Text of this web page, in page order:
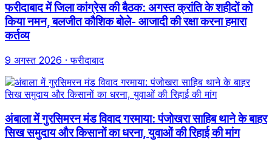
फरीदाबाद में जिला कांग्रेस की बैठक: अगस्त क्रांति के शहीदों को
किया नमन, बलजीत कौशिक बोले- आजादी की रक्षा करना हमारा
कर्तव्य
9 अगस्त 2026 · फरीदाबाद
अंबाला में गुरसिमरन मंड विवाद गरमाया: पंजोखरा साहिब थाने के बाहर
सिख समुदाय और किसानों का धरना, युवाओं की रिहाई की मांग